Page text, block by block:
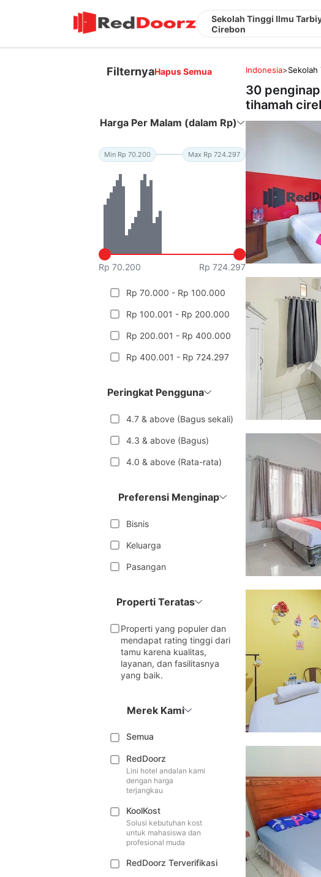
Sekolah Tinggi Ilmu
Cirebon
FilternyaHapus Semua
Harga Per Malam (dalam Rp)
Min Rp 70.200 Max Rp 724.297
Rp 70.200 Rp 724.297
Rp 70.000 - Rp 100.000
Rp 100.001 - Rp 200.000
Rp 200.001 - Rp 400.000
Rp 400.001 - Rp 724.297
Peringkat Pengguna
4.7 & above (Bagus sekali)
4.3 & above (Bagus)
4.0 & above (Rata-rata)
Preferensi Menginap
Bisnis
Keluarga
Pasangan
Properti Teratas
Properti yang populer dan
mendapat rating tinggi dari
tamu karena kualitas,
layanan, dan fasilitasnya
yang baik.
Merek Kami
Semua
RedDoorz
Lini hotel andalan kami
dengan harga
terjangkau
KoolKost
Solusi kebutuhan kost
untuk mahasiswa dan
profesional muda
RedDoorz Terverifikasi
Indonesia>Sekolah
30
tihamah